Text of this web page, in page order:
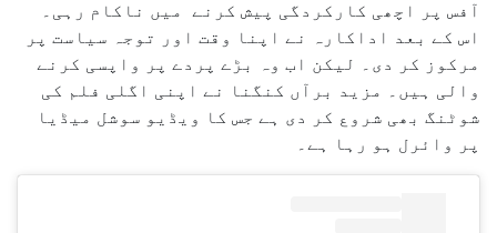
آفس پر اچھی کارکردگی پیش کرنے میں ناکام رہی۔
اس کے بعد اداکارہ نے اپنا وقت اور توجہ سیاست پر
مرکوز کر دی۔ لیکن اب وہ بڑے پردے پر واپسی کرنے
والی ہیں۔ مزید برآں کنگنا نے اپنی اگلی فلم کی
شوٹنگ بھی شروع کر دی ہے جس کا ویڈیو سوشل میڈیا
پر وائرل ہو رہا ہے۔